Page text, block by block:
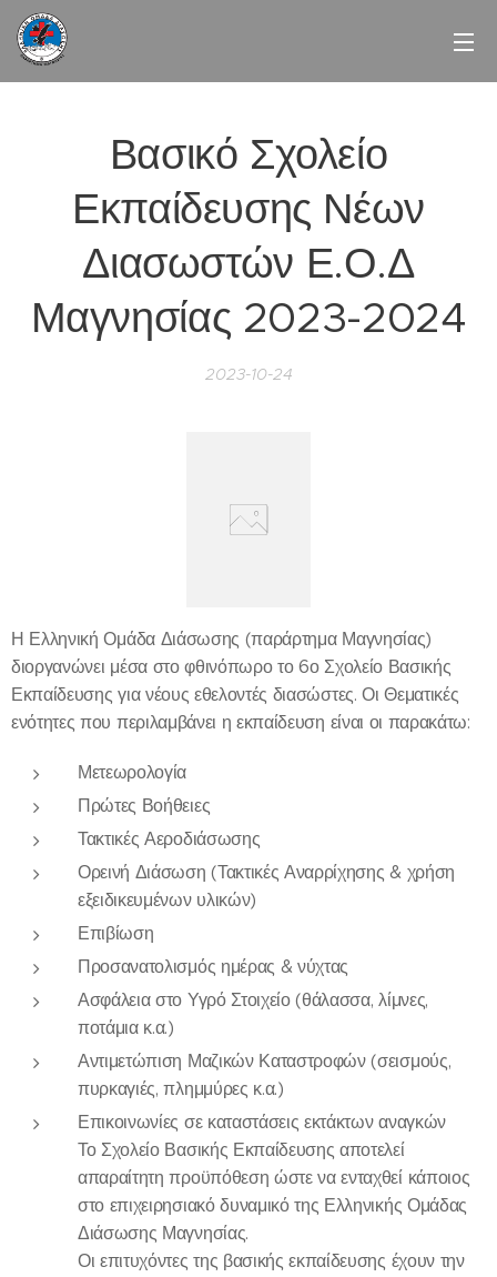
Βασικό Σχολείο
Εκπαίδευσης Νέων
Διασωστών Ε.Ο.Δ
Μαγνησίας 2023-2024
2023-10-24
Η Ελληνική Ομάδα Διάσωσης (παράρτημα Μαγνησίας)
διοργανώνει μέσα στο φθινόπωρο το 6ο Σχολείο Βασικής
Εκπαίδευσης για νέους εθελοντές διασώστες. Οι Θεματικές
ενότητες που περιλαμβάνει η εκπαίδευση είναι οι παρακάτω:
Μετεωρολογία
Πρώτες Βοήθειες
Τακτικές Αεροδιάσωσης
Ορεινή Διάσωση (Τακτικές Αναρρίχησης & χρήση
εξειδικευμένων υλικών)
Επιβίωση
Προσανατολισμός ημέρας & νύχτας
Ασφάλεια στο Υγρό Στοιχείο (θάλασσα, λίμνες,
ποτάμια κ.α.)
Αντιμετώπιση Μαζικών Καταστροφών (σεισμούς,
πυρκαγιές, πλημμύρες κ.α.)
Επικοινωνίες σε καταστάσεις εκτάκτων αναγκών
Το Σχολείο Βασικής Εκπαίδευσης αποτελεί
απαραίτητη προϋπόθεση ώστε να ενταχθεί κάποιος
στο επιχειρησιακό δυναμικό της Ελληνικής Ομάδας
Διάσωσης Μαγνησίας.
Οι επιτυχόντες της βασικής εκπαίδευσης έχουν την